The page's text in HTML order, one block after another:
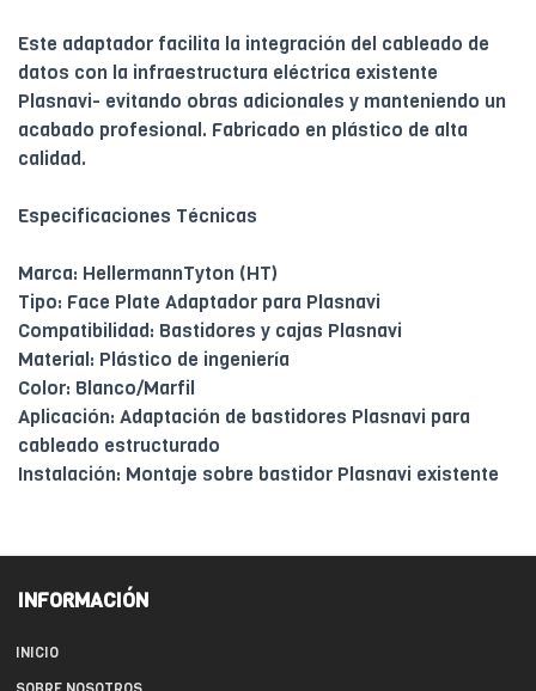
Este adaptador facilita la integración del cableado de
datos con la infraestructura eléctrica existente
Plasnavi- evitando obras adicionales y manteniendo un
acabado profesional. Fabricado en plástico de alta
calidad.
Especificaciones Técnicas
Marca: HellermannTyton (HT)
Tipo: Face Plate Adaptador para Plasnavi
Compatibilidad: Bastidores y cajas Plasnavi
Material: Plástico de ingeniería
Color: Blanco/Marfil
Aplicación: Adaptación de bastidores Plasnavi para
cableado estructurado
Instalación: Montaje sobre bastidor Plasnavi existente
INFORMACIÓN
INICIO